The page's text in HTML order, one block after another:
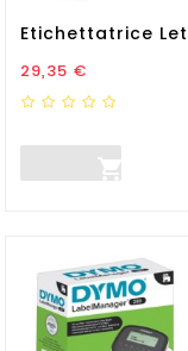
Prezzo
29,35 €
